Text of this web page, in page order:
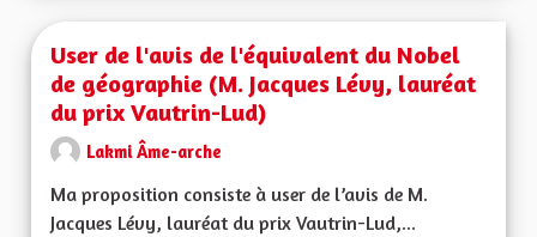
User de l'avis de l'équivalent du Nobel
de géographie (M. Jacques Lévy, lauréat
du prix Vautrin-Lud)
Lakmi Âme-arche
Ma proposition consiste à user de l’avis de M.
Jacques Lévy, lauréat du prix Vautrin-Lud,...